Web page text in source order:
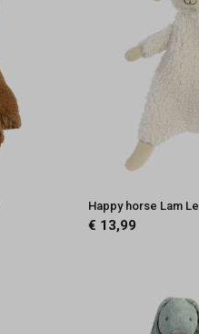
Happy horse Lam
€ 13,99